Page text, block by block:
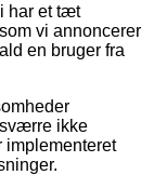
har et tæt
vi annoncerer
en bruger fra
ikke
implementeret